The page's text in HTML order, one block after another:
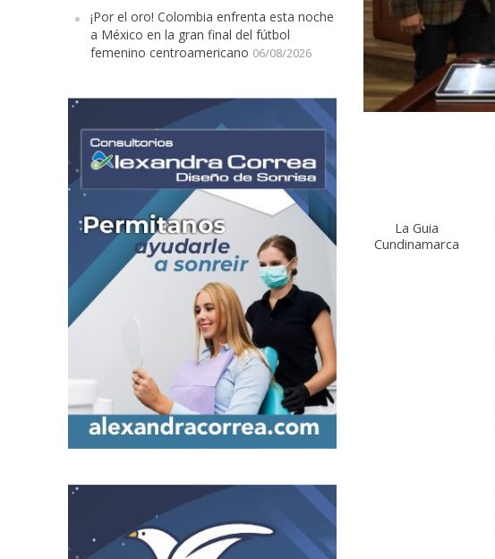
¡Por el oro! Colombia enfrenta esta noche
a México en la gran final del fútbol
femenino centroamericano 06/08/2026
La Guia
Cundinamarca